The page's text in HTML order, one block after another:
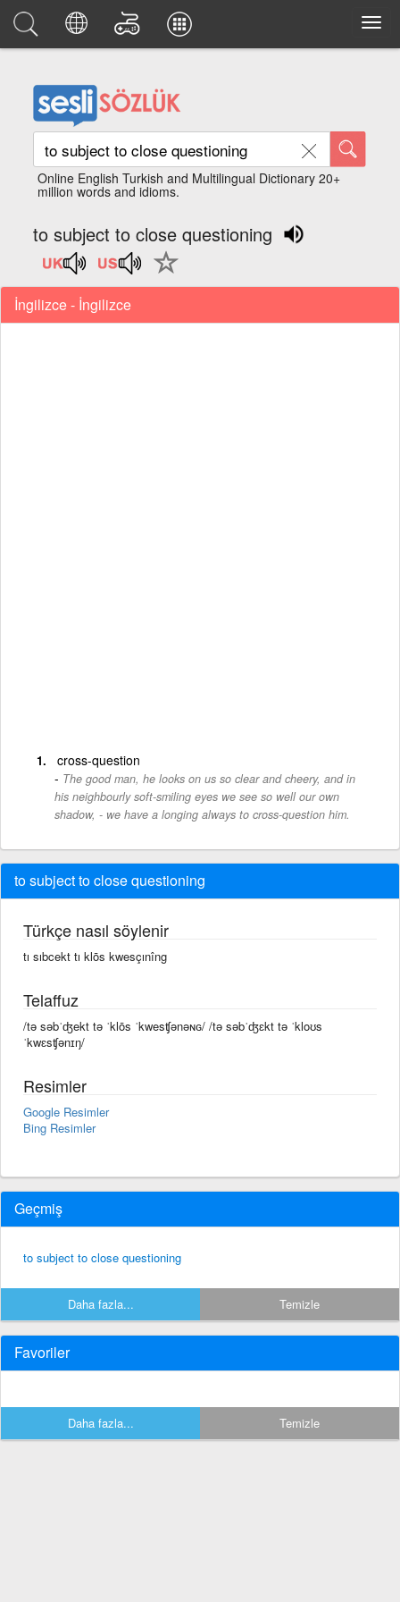
Online English Turkish and Multilingual Dictionary 20+
million words and idioms.
to subject to close questioning
İngilizce - İngilizce
cross-question
The good man, he looks on us so clear and cheery, and in
his neighbourly soft-smiling eyes we see so well our own
shadow, - we have a longing always to cross-question him.
to subject to close questioning
Türkçe nasıl söylenir
tı sıbcekt tı klōs kwesçınîng
Telaffuz
/tə səbˈʤekt tə ˈklōs ˈkwesʧənəɴɢ/ /tə səbˈʤɛkt tə ˈkloʊs
ˈkwɛsʧənɪŋ/
Resimler
Google Resimler
Bing Resimler
Geçmiş
to subject to close questioning
Daha fazla... Temizle
Favoriler
Daha fazla... Temizle